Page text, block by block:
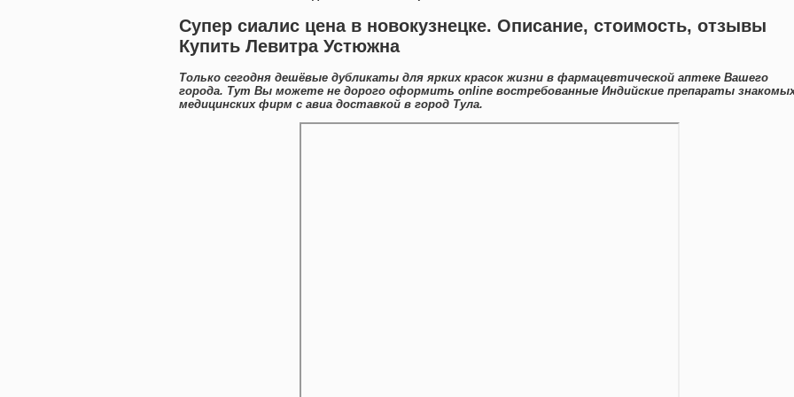
Супер сиалис цена в новокузнецке. Описание, стоимость, отзывы
Купить Левитра Устюжна
Только сегодня дешёвые дубликаты для ярких красок жизни в фармацевтической аптеке Вашего
города. Тут Вы можете не дорого оформить online востребованные Индийские препараты
медицинских фирм с авиа доставкой в город Тула.